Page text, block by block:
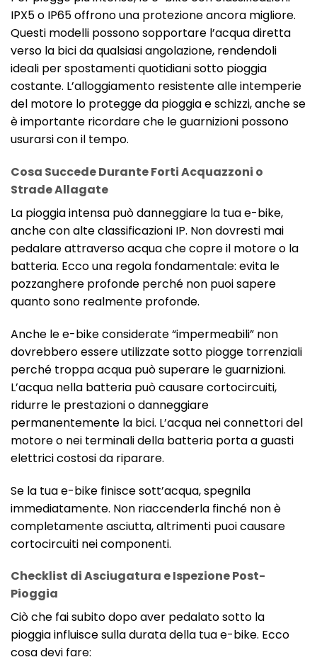
IPX5 o IP65 offrono una protezione ancora migliore.
Questi modelli possono sopportare l’acqua diretta
verso la bici da qualsiasi angolazione, rendendoli
ideali per spostamenti quotidiani sotto pioggia
costante. L’alloggiamento resistente alle intemperie
del motore lo protegge da pioggia e schizzi, anche se
è importante ricordare che le guarnizioni possono
usurarsi con il tempo.
Cosa Succede Durante Forti Acquazzoni o
Strade Allagate
La pioggia intensa può danneggiare la tua e-bike,
anche con alte classificazioni IP. Non dovresti mai
pedalare attraverso acqua che copre il motore o la
batteria. Ecco una regola fondamentale: evita le
pozzanghere profonde perché non puoi sapere
quanto sono realmente profonde.
Anche le e-bike considerate “impermeabili” non
dovrebbero essere utilizzate sotto piogge torrenziali
perché troppa acqua può superare le guarnizioni.
L’acqua nella batteria può causare cortocircuiti,
ridurre le prestazioni o danneggiare
permanentemente la bici. L’acqua nei connettori del
motore o nei terminali della batteria porta a guasti
elettrici costosi da riparare.
Se la tua e-bike finisce sott’acqua, spegnila
immediatamente. Non riaccenderla finché non è
completamente asciutta, altrimenti puoi causare
cortocircuiti nei componenti.
Checklist di Asciugatura e Ispezione Post-
Pioggia
Ciò che fai subito dopo aver pedalato sotto la
pioggia influisce sulla durata della tua e-bike. Ecco
cosa devi fare: